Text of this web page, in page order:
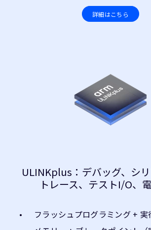
詳細はこちら
ULINKplus：デバッグ、シ
トレース、テストI/O、
フラッシュプログラミング + 実